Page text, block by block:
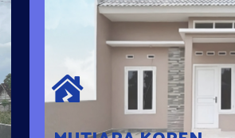
MUTIARA KOPEN
Hunian nyaman dengan suasana
pedesaan. 10 menit dari pusat kota, 2
menit dari Ring Road